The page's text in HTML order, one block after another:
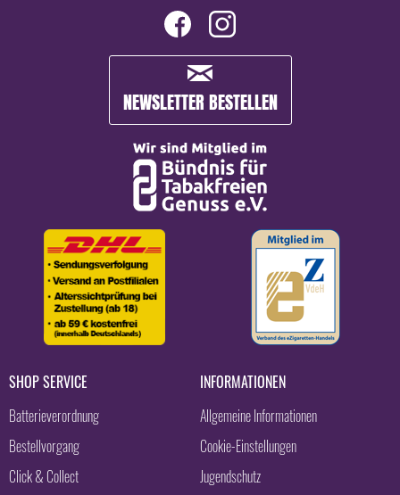
NEWSLETTER BESTELLEN
SHOP SERVICE
Batterieverordnung
Bestellvorgang
Click & Collect
INFORMATIONEN
Allgemeine Informationen
Cookie-Einstellungen
Jugendschutz